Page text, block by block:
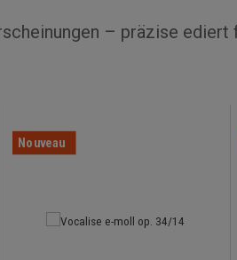
– präzise ediert
Nouveau